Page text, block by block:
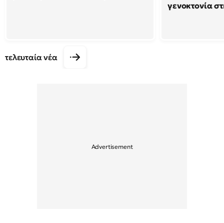
γενοκτονία
τελευταία νέα